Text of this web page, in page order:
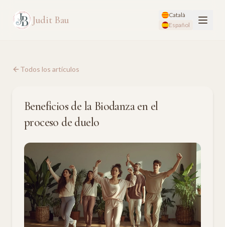
Judit Bau
Català
Español
Todos los artículos
Beneficios de la Biodanza en el
proceso de duelo